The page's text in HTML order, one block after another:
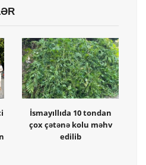
İsmayıllıda 10 tondan
çox çətənə kolu məhv
edilib